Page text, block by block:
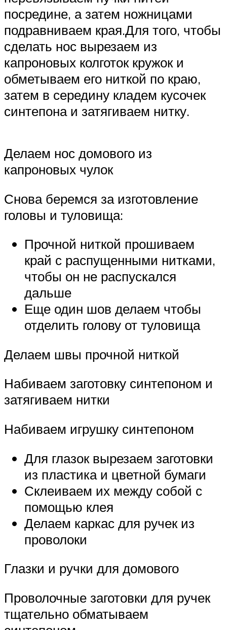
посредине, а затем ножницами
подравниваем края.Для того, чтобы
сделать нос вырезаем из
капроновых колготок кружок и
обметываем его ниткой по краю,
затем в середину кладем кусочек
синтепона и затягиваем нитку.
Делаем нос домового из
капроновых чулок
Снова беремся за изготовление
головы и туловища:
Прочной ниткой прошиваем
край с распущенными нитками,
чтобы он не распускался
дальше
Еще один шов делаем чтобы
отделить голову от туловища
Делаем швы прочной ниткой
Набиваем заготовку синтепоном и
затягиваем нитки
Набиваем игрушку синтепоном
Для глазок вырезаем заготовки
из пластика и цветной бумаги
Склеиваем их между собой с
помощью клея
Делаем каркас для ручек из
проволоки
Глазки и ручки для домового
Проволочные заготовки для ручек
тщательно обматываем